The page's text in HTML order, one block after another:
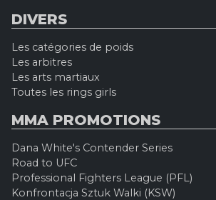
DIVERS
Les catégories de poids
Les arbitres
Les arts martiaux
Toutes les rings girls
MMA PROMOTIONS
Dana White's Contender Series
Road to UFC
Professional Fighters League (PFL)
Konfrontacja Sztuk Walki (KSW)